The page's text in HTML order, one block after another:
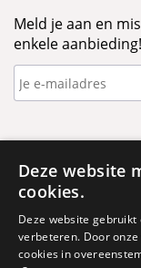
Meld je aan en
enkele aanbieding!
Deze website
cookies.
Deze website
verbeteren. Door
cookies in